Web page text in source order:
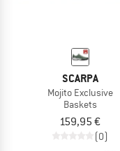
SCARPA
Mojito Exclusive
Baskets
159,95 €
(0)